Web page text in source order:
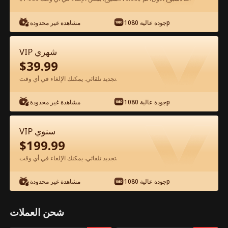
شاهد مجانًا في التطبيق
الحلقة 30 - رحلة إلى الخلود الفيلم كامل
1-50 51-87 جميع الحلقات
مشاهدة غير محدودة جودة عالية 1080p
VIP شهري
$39.99
تجديد تلقائي. يمكنك الإلغاء في أي وقت.
مشاهدة غير محدودة جودة عالية 1080p
VIP سنوي
$199.99
تجديد تلقائي. يمكنك الإلغاء في أي وقت.
مشاهدة غير محدودة جودة عالية 1080p
شحن العملات